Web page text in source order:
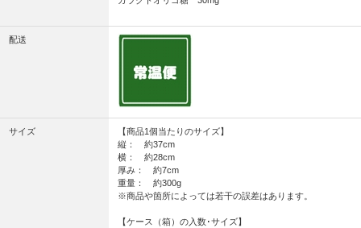
配送
サイズ
【商品1個当たりのサイズ】
縦： 約37cm
横： 約28cm
厚み： 約7cm
重量： 約300g
※商品や箇所によっては若干の誤差はあります。
【ケース（箱）の入数･サイズ】